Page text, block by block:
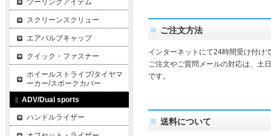
ご注文方法
インターネットにて24時間受け付け
ご注文やご質問メールの対応は、土
です。
送料について
ツーリングアイテム
スクリーンスクリュー
エアバルブキャップ
クイック・ファスナー
ホイールストライプ/タイヤマ
ーカー/スポークカバー
ADV/Dual sports
ハンドルライザー